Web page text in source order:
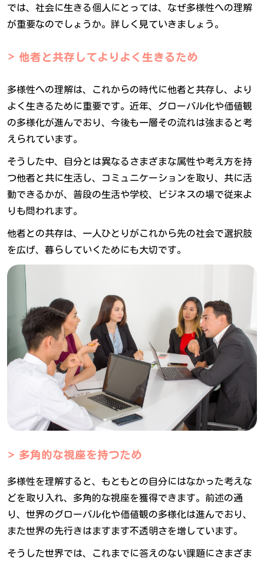
では、社会に生きる個人にとっては、なぜ多様性への理解
が重要なのでしょうか。詳しく見ていきましょう。
他者と共存してよりよく生きるため
多様性への理解は、これからの時代に他者と共存し、より
よく生きるために重要です。近年、グローバル化や価値観
の多様化が進んでおり、今後も一層その流れは強まると考
えられています。
そうした中、自分とは異なるさまざまな属性や考え方を持
つ他者と共に生活し、コミュニケーションを取り、共に活
動できるかが、普段の生活や学校、ビジネスの場で従来よ
りも問われます。
他者との共存は、一人ひとりがこれから先の社会で選択肢
を広げ、暮らしていくためにも大切です。
多角的な視座を持つため
多様性を理解すると、もともとの自分にはなかった考えな
どを取り入れ、多角的な視座を獲得できます。前述の通
り、世界のグローバル化や価値観の多様化は進んでおり、
また世界の先行きはますます不透明さを増しています。
そうした世界では、これまでに答えのない課題にさまざま